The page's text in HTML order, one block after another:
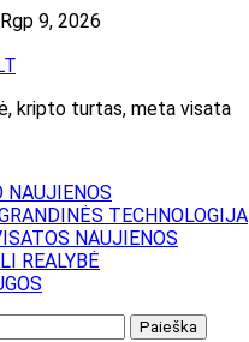
9, 2026
kripto turtas, meta visata
NAUJIENOS
TECHNOLOGIJA
NAUJIENOS
REALYBĖ